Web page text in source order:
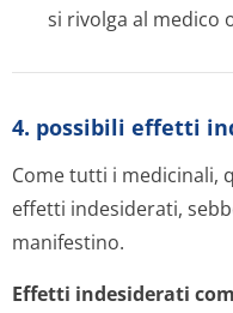
si rivolga al medico
4. possibili effetti
Come tutti i medicinali,
effetti indesiderati,
manifestino.
Effetti indesiderati